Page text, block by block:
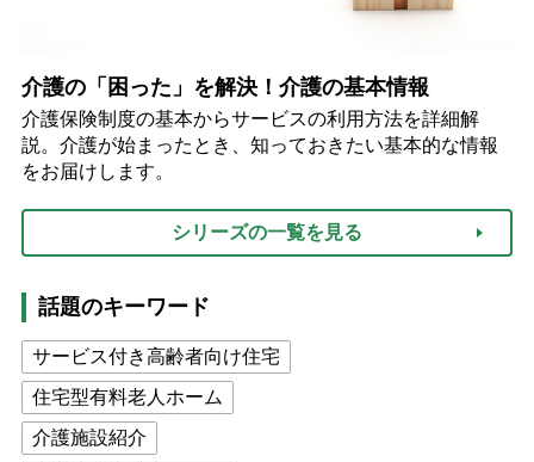
介護の「困った」を解決！介護の基本情報
介護保険制度の基本からサービスの利用方法を詳細解
説。介護が始まったとき、知っておきたい基本的な情報
をお届けします。
シリーズの一覧を見る
話題のキーワード
サービス付き高齢者向け住宅
住宅型有料老人ホーム
介護施設紹介